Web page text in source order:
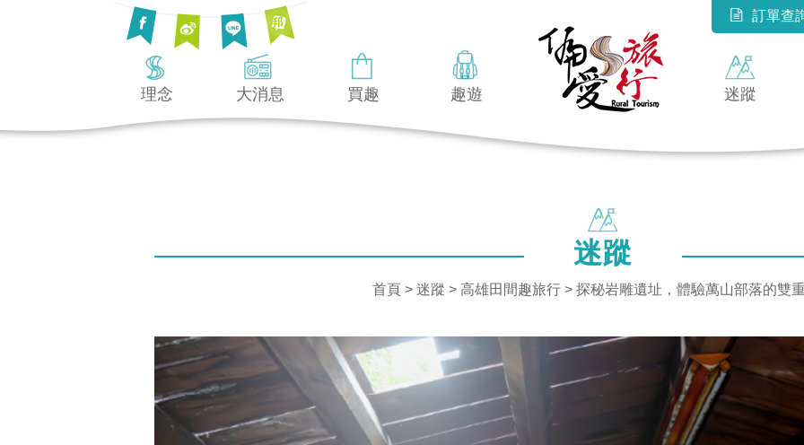
訂單查
理念 大消息 買趣 趣遊 迷蹤
迷蹤
首頁> 迷蹤 > 高雄田間趣旅行> 探秘岩雕遺址，體驗萬山部落的雙